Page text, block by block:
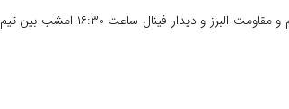
بدین ترتیب دیدار رده بندی ساعت ۱۵ امروز بین تیم های دانشگاه آزاد اسلامی قم و مقاومت البرز و دیدار فینال ساعت ۱۶:۳۰ امشب بین تیم